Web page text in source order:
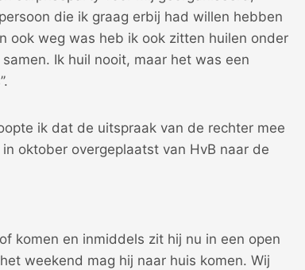
die ik graag erbij had willen hebben
ook weg was heb ik ook zitten huilen onder
Ik huil nooit, maar het was een
ik dat de uitspraak van de rechter mee
oktober overgeplaatst van HvB naar de
komen en inmiddels zit hij nu in een open
weekend mag hij naar huis komen. Wij